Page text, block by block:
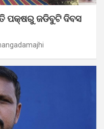
ପକ୍ଷରୁ ଜଡିବୁଟି ଦିବସ